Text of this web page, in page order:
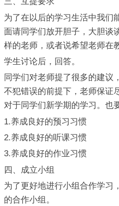
为了在以后的学习生活中我们
面请同学们放开胆子，大胆谈
样的老师，或者说希望老师在
学生讨论后，回答。
同学们对老师提了很多的建议
不犯错误的前提下，老师保证
对于同学们新学期的学习。也
1.养成良好的预习习惯
2.养成良好的听课习惯
3.养成良好的作业习惯
四、成立小组
为了更好地进行小组合作学习
的合作小组。